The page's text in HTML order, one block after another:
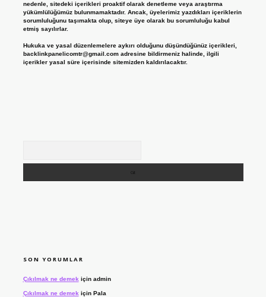
nedenle, sitedeki içerikleri proaktif olarak denetleme veya araştırma
yükümlülüğümüz bulunmamaktadır. Ancak, üyelerimiz yazdıkları içeriklerin
sorumluluğunu taşımakta olup, siteye üye olarak bu sorumluluğu kabul
etmiş sayılırlar.
Hukuka ve yasal düzenlemelere aykırı olduğunu düşündüğünüz içerikleri,
backlinkpanelicomtr@gmail.comadresine bildirmeniz halinde, ilgili
içerikler yasal süre içerisinde sitemizden kaldırılacaktır.
SON YORUMLAR
Çıkılmak ne demek için admin
Çıkılmak ne demek için Pala